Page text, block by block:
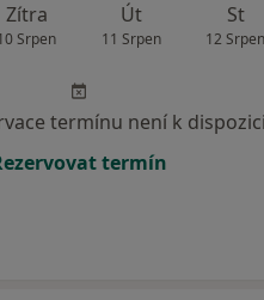
Zítra
Srpen
Út
11 Srpen
St
12
termínu není k
termín